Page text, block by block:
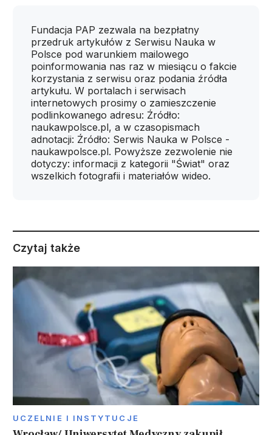
Fundacja PAP zezwala na bezpłatny
przedruk artykułów z Serwisu Nauka w
Polsce pod warunkiem mailowego
poinformowania nas raz w miesiącu o fakcie
korzystania z serwisu oraz podania źródła
artykułu. W portalach i serwisach
internetowych prosimy o zamieszczenie
podlinkowanego adresu: Źródło:
naukawpolsce.pl, a w czasopismach
adnotacji: Źródło: Serwis Nauka w Polsce -
naukawpolsce.pl. Powyższe zezwolenie nie
dotyczy: informacji z kategorii "Świat" oraz
wszelkich fotografii i materiałów wideo.
Czytaj także
UCZELNIE I INSTYTUCJE